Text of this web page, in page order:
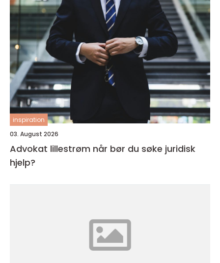
inspiration
03. August 2026
Advokat lillestrøm når bør du søke juridisk
hjelp?